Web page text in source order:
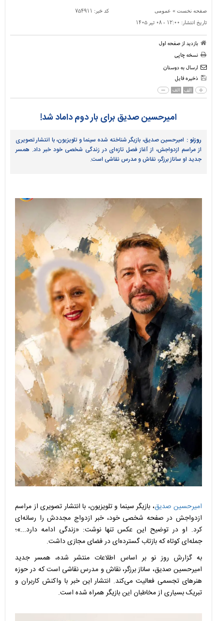
صفحه نخست » عمومی کد خبر: ۷۵۴۹۱۱
تاریخ انتشار: ۱۲:۰۰ - ۰۸ تير ۱۴۰۵
بازدید از صفحه اول
نسخه چاپی
ارسال به دوستان
ذخیره فایل
الف الف
امیرحسین صدیق برای بار دوم داماد شد!
روزنو : امیرحسین صدیق، بازیگر شناخته شده سینما و تلویزیون، با انتشار تصویری
از مراسم ازدواجش، از آغاز فصل تازه‌ای در زندگی شخصی خود خبر داد. همسر
جدید او ساناز برزگر، نقاش و مدرس نقاشی است.
امیرحسین صدیق، بازیگر سینما و تلویزیون، با انتشار تصویری از مراسم
ازدواجش در صفحه شخصی خود، خبر ازدواج مجددش را رسانه‌ای
کرد. او در توضیح این عکس تنها نوشت: «زندگی ادامه دارد...»؛
جمله‌ای کوتاه که بازتاب گسترده‌ای در فضای مجازی داشت.
به گزارش روز نو بر اساس اطلاعات منتشر شده، همسر جدید
امیرحسین صدیق، ساناز برزگر، نقاش و مدرس نقاشی است که در حوزه
هنر‌های تجسمی فعالیت می‌کند. انتشار این خبر با واکنش کاربران و
تبریک بسیاری از مخاطبان این بازیگر همراه شده است.